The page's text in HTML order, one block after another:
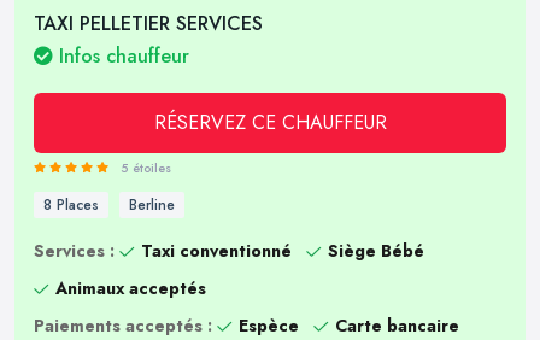
TAXI PELLETIER SERVICES
Infos chauffeur
RÉSERVEZ CE CHAUFFEUR
5 étoiles
8 Places Berline
Services : Taxi conventionné
Siège Bébé
Animaux acceptés
Paiements acceptés :
Espèce
Carte bancaire